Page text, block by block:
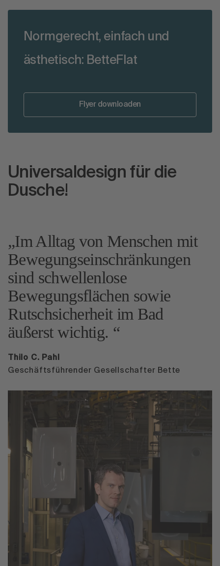
Normgerecht, einfach und
ästhetisch: BetteFlat
Flyer downloaden
Universaldesign für die
Dusche!
Im Alltag von Menschen mit
Bewegungseinschränkungen
sind schwellenlose
Bewegungsflächen sowie
Rutschsicherheit im Bad
äußerst wichtig.
Thilo C. Pahl
Geschäftsführender Gesellschafter Bette